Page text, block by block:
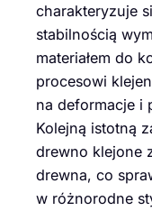
charakteryzuje
stabilnością
materiałem do
procesowi
na deformacje i
Kolejną istotną
drewno klejone
drewna, co
w różnorodne